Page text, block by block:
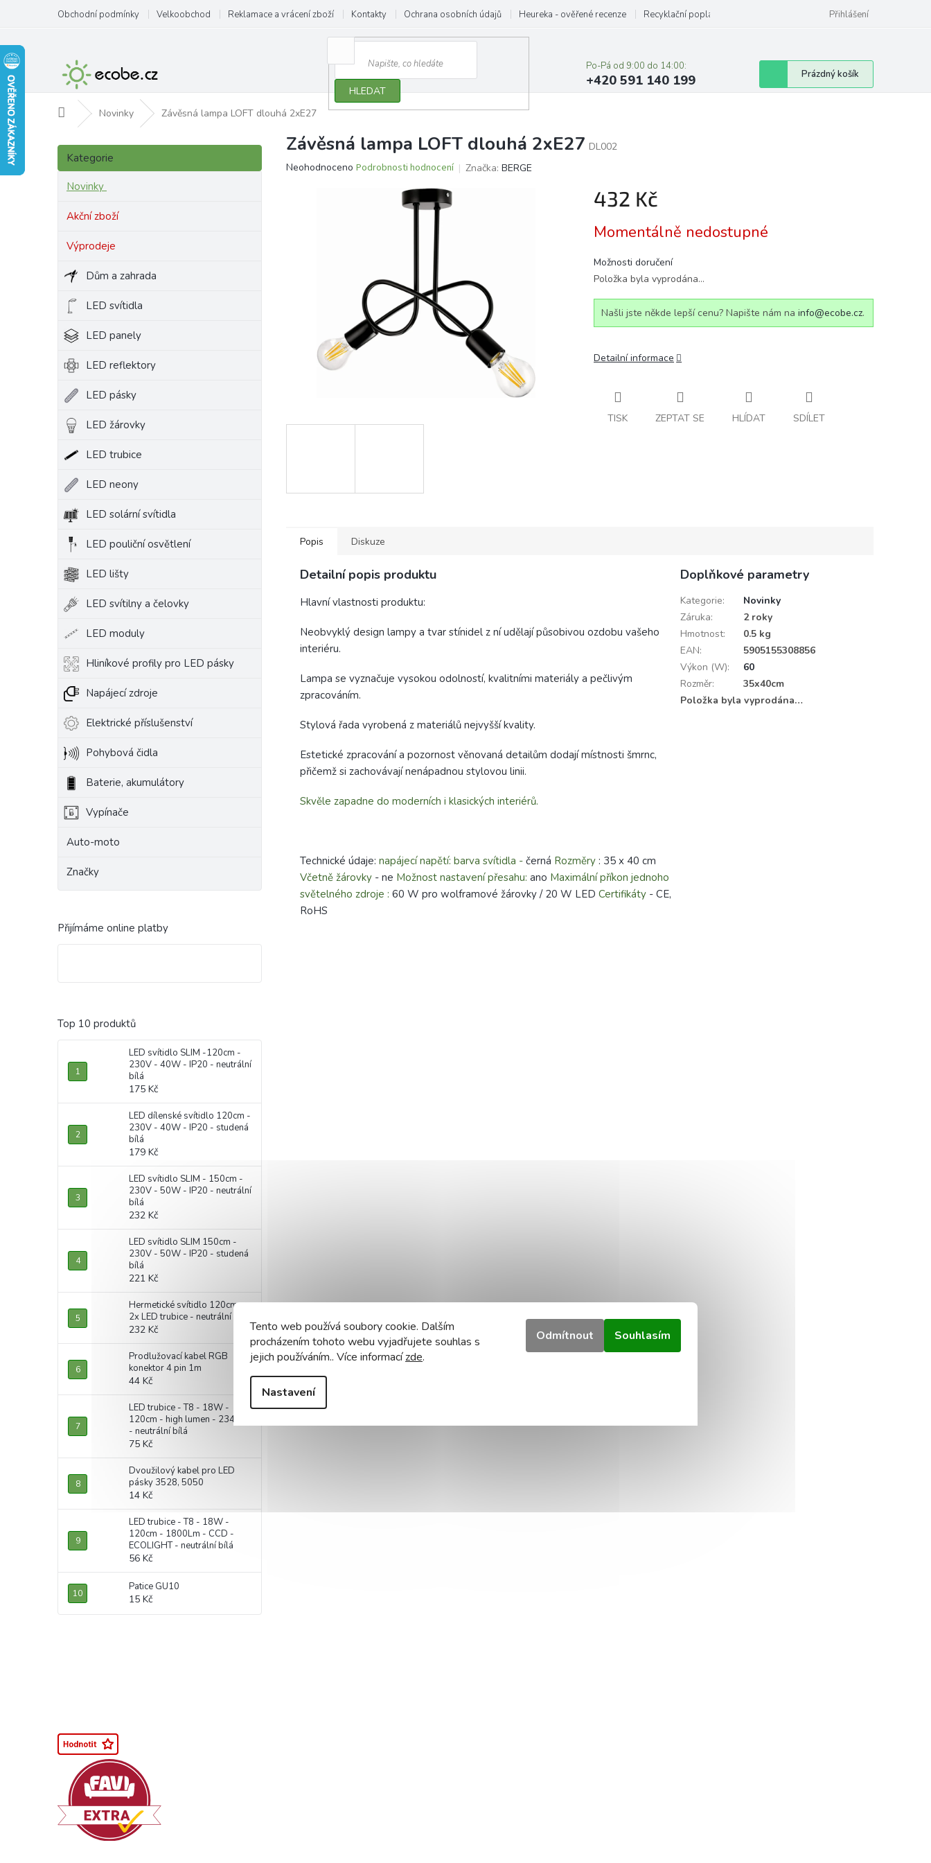
Tento web používá soubory cookie. Dalším
procházením tohoto webu vyjadřujete souhlas s
jejich používáním.. Více informacízde.
Nastavení
Odmítnout Souhlasím
obsah
Obchodní podmínky Velkoobchod Reklamace a vrácení zboží Kontakty Ochrana osobních údajů Heureka - ověřené recenze Recyklační poplatky Přihlášení
HLEDAT
Po-Pá od 9:00 do 14:00:
+420 591 140 199
Nákupní
košík
Prázdný košík
Domů Novinky Závěsná lampa LOFT dlouhá 2xE27
P
s
p
Přeskočit
kategorie
Kategorie
Novinky
Akční zboží
Výprodeje
Dům a zahrada
LED svítidla
LED panely
LED reflektory
LED pásky
LED žárovky
LED trubice
LED neony
LED solární svítidla
LED pouliční osvětlení
LED lišty
LED svítilny a čelovky
LED moduly
Hliníkové profily pro LED pásky
Napájecí zdroje
Elektrické příslušenství
Pohybová čidla
Baterie, akumulátory
Vypínače
Auto-moto
Značky
Přijímáme online platby
Top 10 produktů
LED svítidlo SLIM -120cm -
230V - 40W - IP20 - neutrální
bílá
175 Kč
LED dílenské svítidlo 120cm -
230V - 40W - IP20 - studená
bílá
179 Kč
LED svítidlo SLIM - 150cm -
230V - 50W - IP20 - neutrální
bílá
232 Kč
LED svítidlo SLIM 150cm -
230V - 50W - IP20 - studená
bílá
221 Kč
Hermetické svítidlo 120cm +
2x LED trubice - neutrální bílá
232 Kč
Prodlužovací kabel RGB
konektor 4 pin 1m
44 Kč
LED trubice - T8 - 18W -
120cm - high lumen - 2340lm
- neutrální bílá
75 Kč
Dvoužilový kabel pro LED
pásky 3528, 5050
14 Kč
LED trubice - T8 - 18W -
120cm - 1800Lm - CCD -
ECOLIGHT - neutrální bílá
56 Kč
Patice GU10
15 Kč
Závěsná lampa LOFT dlouhá 2xE27 DL002
Průměrné
Neohodnoceno Podrobnosti hodnocení Značka: BERGE
432 Kč
cena:
Momentálně nedostupné
Možnosti doručení
Položka byla vyprodána…
Našli jste někde lepší cenu? Napište nám na info@ecobe.cz.
Detailní informace
TISK ZEPTAT SE HLÍDAT SDÍLET
Popis Diskuze
Detailní popis produktu
Hlavní vlastnosti produktu:
Neobvyklý design lampy a tvar stínidel z ní udělají působivou ozdobu vašeho
interiéru.
Lampa se vyznačuje vysokou odolností, kvalitními materiály a pečlivým
zpracováním.
Stylová řada vyrobená z materiálů nejvyšší kvality.
Estetické zpracování a pozornost věnovaná detailům dodají místnosti šmrnc,
přičemž si zachovávají nenápadnou stylovou linii.
Skvěle zapadne do moderních i klasických interiérů.
Technické údaje: napájecí napětí: barva svítidla - černá Rozměry : 35 x 40 cm
Včetně žárovky - ne Možnost nastavení přesahu: ano Maximální příkon jednoho
světelného zdroje : 60 W pro wolframové žárovky / 20 W LED Certifikáty - CE,
RoHS
Doplňkové parametry
Kategorie:
Novinky
Záruka:
2 roky
Hmotnost:
0.5 kg
EAN:
5905155308856
Výkon (W):
60
Rozměr:
35x40cm
Položka byla vyprodána…